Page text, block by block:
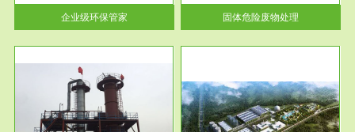
企业级环保管家
活动中...
固体危险废物处理
服务范围